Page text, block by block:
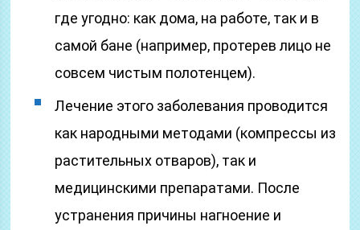
где угодно: как дома, на работе, так и в
самой бане (например, протерев лицо не
совсем чистым полотенцем).
Лечение этого заболевания проводится
как народными методами (компрессы из
растительных отваров), так и
медицинскими препаратами. После
устранения причины нагноение и